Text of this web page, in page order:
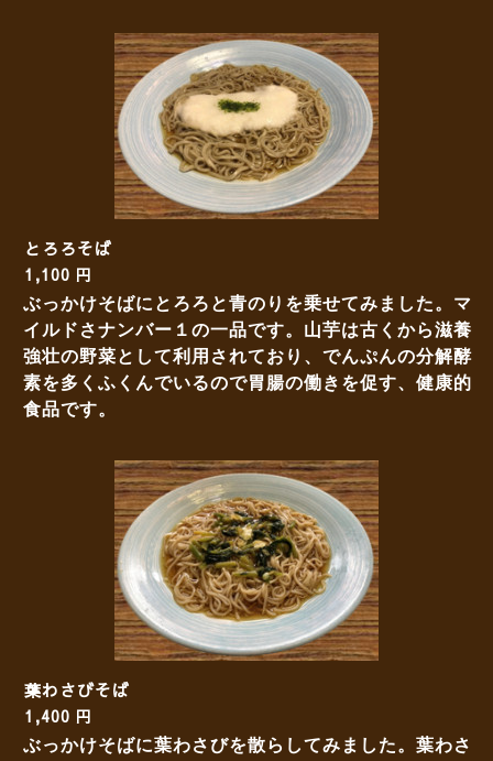
とろろそば
1,100 円
ぶっかけそばにとろろと青のりを乗せてみました。マ
イルドさナンバー１の一品です。山芋は古くから滋養
強壮の野菜として利用されており、でんぷんの分解酵
素を多くふくんでいるので胃腸の働きを促す、健康的
食品です。
葉わさびそば
1,400 円
ぶっかけそばに葉わさびを散らしてみました。葉わさ